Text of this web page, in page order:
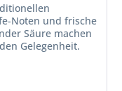
Noten und frische
Säure machen
Gelegenheit.